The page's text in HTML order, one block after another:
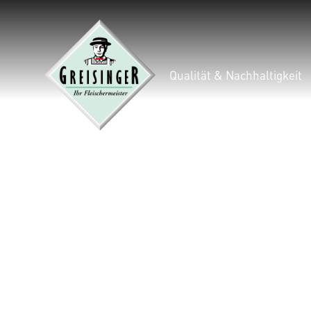
Qualität & Nachhaltigkeit